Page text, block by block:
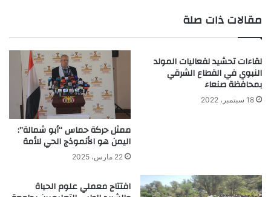
مقالات ذات صلة
لقاءات تحشيد لفعاليات المولد
النبوي في القطاع الشرقي
بمحافظة صنعاء
18 سبتمبر، 2022
ممثل حركة حماس “أبو شمالة”:
اليمن هو الأنموذج الحي للأمة
22 مارس، 2025
افتتاح معملي علوم الحياة